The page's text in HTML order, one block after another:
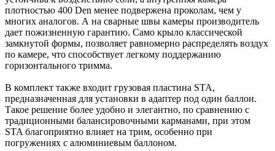
плотностью 400 Den менее подвержена проколам, чем у
многих аналогов. А на сварные швы камеры производитель
дает пожизненную гарантию. Само крыло классической
замкнутой формы, позволяет равномерно распределять воздух
по камере, что способствует легкому поддержанию
горизонтального тримма.
В комплект также входит грузовая пластина STA,
предназначенная для установки в адаптер под один баллон.
Такое решение более удобно и элегантно, по сравнению с
традиционными балансировочными карманами, при этом
STA благоприятно влияет на трим, особенно при
погружениях с алюминиевым баллоном.